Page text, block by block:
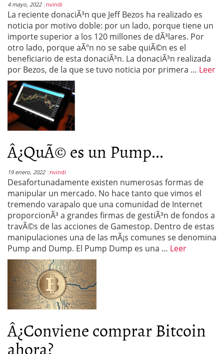
4 mayo, 2022 nvindi
La reciente donaciÃ³n que Jeff Bezos ha realizado es
noticia por motivo doble: por un lado, porque tiene un
importe superior a los 120 millones de dÃ³lares. Por
otro lado, porque aÃºn no se sabe quiÃ©n es el
beneficiario de esta donaciÃ³n. La donaciÃ³n realizada
por Bezos, de la que se tuvo noticia por primera … Leer
Â¿QuÃ© es un Pump...
19 enero, 2022 nvindi
Desafortunadamente existen numerosas formas de
manipular un mercado. No hace tanto que vimos el
tremendo varapalo que una comunidad de Internet
proporcionÃ³ a grandes firmas de gestiÃ³n de fondos a
travÃ©s de las acciones de Gamestop. Dentro de estas
manipulaciones una de las mÃ¡s comunes se denomina
Pump and Dump. El Pump Dump es una … Leer
Â¿Conviene comprar Bitcoin
ahora?